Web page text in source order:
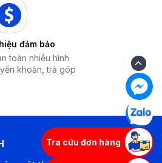
Tra cứu đơn hàng
đảm bảo
toàn nhiều hình
khoản, trả góp